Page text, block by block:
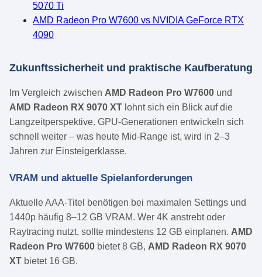
5070 Ti
AMD Radeon Pro W7600 vs NVIDIA GeForce RTX
4090
Zukunftssicherheit und praktische Kaufberatung
Im Vergleich zwischen AMD Radeon Pro W7600 und
AMD Radeon RX 9070 XT lohnt sich ein Blick auf die
Langzeitperspektive. GPU-Generationen entwickeln sich
schnell weiter – was heute Mid-Range ist, wird in 2–3
Jahren zur Einsteigerklasse.
VRAM und aktuelle Spielanforderungen
Aktuelle AAA-Titel benötigen bei maximalen Settings und
1440p häufig 8–12 GB VRAM. Wer 4K anstrebt oder
Raytracing nutzt, sollte mindestens 12 GB einplanen. AMD
Radeon Pro W7600 bietet 8 GB, AMD Radeon RX 9070
XT bietet 16 GB.